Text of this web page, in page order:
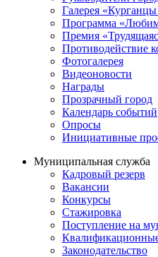
Галерея «Курганцы
Программа
Премия
Противодействие
Фотогалерея
Видеоновости
Награды
Прозрачный город
Календарь событий
Опросы
Инициативные
Муниципальная служба
Кадровый резерв
Вакансии
Конкурсы
Стажировка
Поступление на
Законодательство